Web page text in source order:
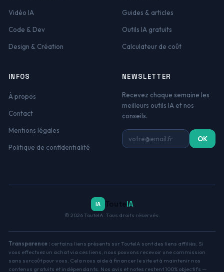
Vidéo IA
Code & Dev
Design & Création
Guides & articles
Outils IA gratuits
Calculateur de coût
INFOS
À propos
Contact
Mentions légales
Politique de confidentialité
NEWSLETTER
Recevez chaque semaine les
meilleurs outils IA et nos
conseils.
Adresse email OK
IA Toute IA
© 2026 TouteIA. Tous droits réservés.
Transparence :certains liens présents sur TouteIA sont des liens affiliés. Si
vous effectuez un achat via ces liens, nous pouvons recevoir une commission
sans surcoût pour vous. Cela nous aide à financer le site et à maintenir nos
contenus gratuits et indépendants. Nos avis et notes restent 100% objectifs —